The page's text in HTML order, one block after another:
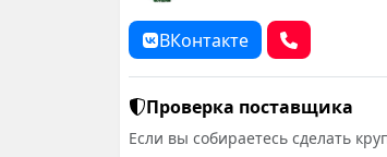
ВКонтакте
Проверка поставщика
Если вы собираетесь сделать